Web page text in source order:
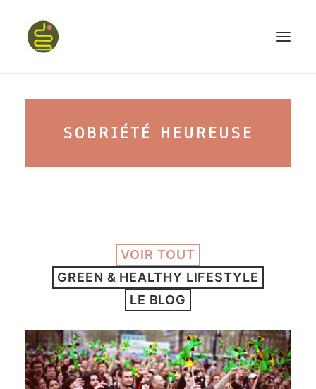
PROGRAMME HAPPY BELLY
CONFÉRENCES
podcast kinoa
YOGA
faire le quiz
SOBRIÉTÉ HEUREUSE
VOIR TOUT
GREEN & HEALTHY LIFESTYLE
LE BLOG